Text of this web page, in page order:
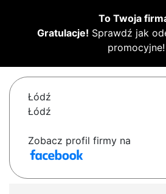
To Twoja
Gratulacje! Sprawdź jak
promocyjne!
Łódź
Łódź
Zobacz profil firmy na